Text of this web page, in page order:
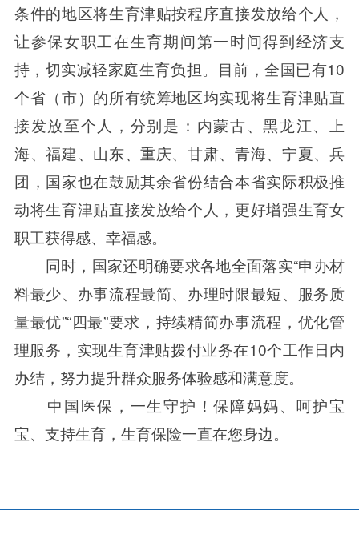
条件的地区将生育津贴按程序直接发放给个人，
让参保女职工在生育期间第一时间得到经济支
持，切实减轻家庭生育负担。目前，全国已有10
个省（市）的所有统筹地区均实现将生育津贴直
接发放至个人，分别是：内蒙古、黑龙江、上
海、福建、山东、重庆、甘肃、青海、宁夏、兵
团，国家也在鼓励其余省份结合本省实际积极推
动将生育津贴直接发放给个人，更好增强生育女
职工获得感、幸福感。
同时，国家还明确要求各地全面落实“申办材
料最少、办事流程最简、办理时限最短、服务质
量最优”“四最”要求，持续精简办事流程，优化管
理服务，实现生育津贴拨付业务在10个工作日内
办结，努力提升群众服务体验感和满意度。
中国医保，一生守护！保障妈妈、呵护宝
宝、支持生育，生育保险一直在您身边。